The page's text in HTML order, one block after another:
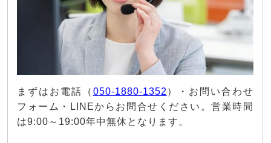
まずはお電話（ 050-1880-1352 ）・お問い合わせ
フォーム・LINEからお問合せください。営業時間
は9:00～19:00年中無休となります。